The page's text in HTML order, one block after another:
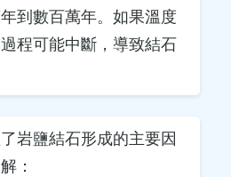
到數百萬年。如果溫度
程可能中斷，導致結石
岩鹽結石形成的主要因
：